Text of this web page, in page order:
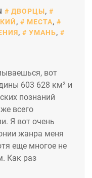
ДВОРЦЫ,
, МЕСТА,
, УМАНЬ,
вот
603 628 км² и
познаний
всего
Я вот очень
жанра меня
еще многое не
Как раз